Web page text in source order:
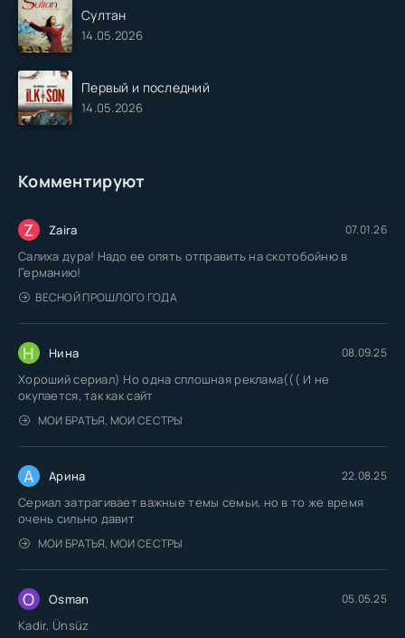
Султан
14.05.2026
Первый и последний
14.05.2026
Комментируют
Z Zaira 07.01.26
Салиха дура! Надо ее опять отправить на скотобойню в
Германию!
ВЕСНОЙ ПРОШЛОГО ГОДА
Н Нина 08.09.25
Хороший сериал) Но одна сплошная реклама((( И не
окупается, так как сайт
МОИ БРАТЬЯ, МОИ СЕСТРЫ
А Арина 22.08.25
Сериал затрагивает важные темы семьи, но в то же время
очень сильно давит
МОИ БРАТЬЯ, МОИ СЕСТРЫ
O Osman 05.05.25
Kadir, Ünsüz